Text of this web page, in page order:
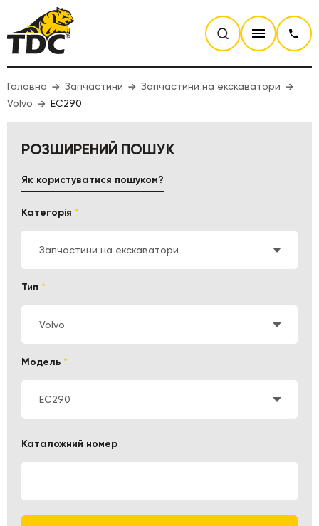
Головна Запчастини
Запчастини на екскаватори
Volvo
EC290
РОЗШИРЕНИЙ ПОШУК
Категорія *
Запчастини на екскаватори
Тип *
Volvo
Модель *
EC290
Каталожний номер
Як користуватися пошуком?